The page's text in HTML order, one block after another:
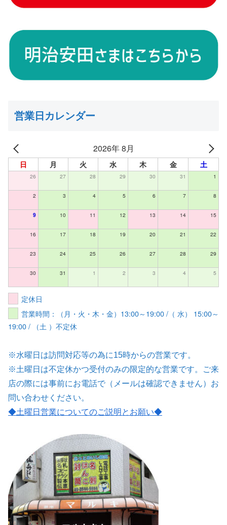
営業日カレンダー
2026年 8月
日 月 火 水 木 金 土
26 27 28 29 30 31 1
2 3 4 5 6 7 8
9 10 11 12 13 14 15
16 17 18 19 20 21 22
23 24 25 26 27 28 29
30 31 1 2 3 4 5
定休日
営業時間：（月・火・木・金）13:00～19:00 /（ 水） 15:00～
19:00 / （土 ）不定休
※水曜日は訪問対応等の為に15時からの営業です。
※土曜日は不定休かつ受付のみの限定的な営業です。ご来
店の際には事前にお電話で（メールは確認できません）お
問い合わせください。
◆土曜日営業についてのご説明とお願い◆